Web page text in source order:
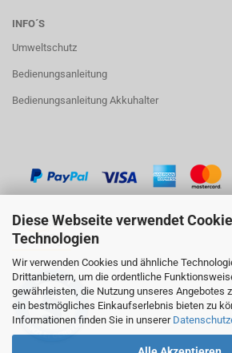
Diese Webseite verwendet
Technologien
Wir verwenden Cookies und ähnliche
Drittanbietern, um die ordentliche
gewährleisten, die Nutzung unseres Angebotes
ein bestmögliches Einkaufserlebnis bieten zu
Informationen finden Sie in unserer
INFO´S
Umweltschutz
Bedienungsanleitung
Bedienungsanleitung Akkuhalter